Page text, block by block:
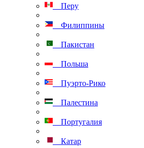
Перу
Филиппины
Пакистан
Польша
Пуэрто-Рико
Палестина
Португалия
Катар